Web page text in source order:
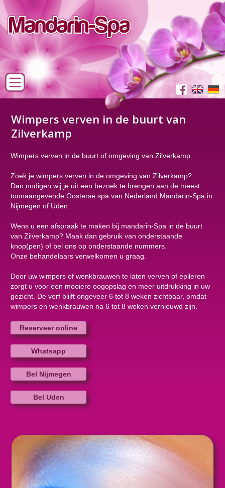
Wimpers verven in de buurt van
Zilverkamp
Wimpers verven in de buurt of omgeving van Zilverkamp
Zoek je wimpers verven in de omgeving van Zilverkamp?
Dan nodigen wij je uit een bezoek te brengen aan de meest
toonaangevende Oosterse spa van Nederland Mandarin-Spa in
Nijmegen of Uden.
Wens u een afspraak te maken bij mandarin-Spa in de buurt
van Zilverkamp? Maak dan gebruik van onderstaande
knop(pen) of bel ons op onderstaande nummers.
Onze behandelaars verwelkomen u graag.
Door uw wimpers of wenkbrauwen te laten verven of epileren
zorgt u voor een mooiere oogopslag en meer uitdrukking in uw
gezicht. De verf blijft ongeveer 6 tot 8 weken zichtbaar, omdat
wimpers en wenkbrauwen na 6 tot 8 weken vernieuwd zijn.
Reserveer online
Whatsapp
Bel Nijmegen
Bel Uden